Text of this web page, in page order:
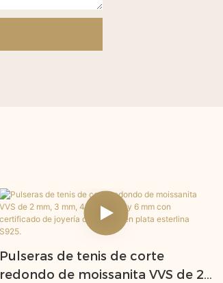
Pulseras de tenis de corte
redondo de moissanita VVS de 2